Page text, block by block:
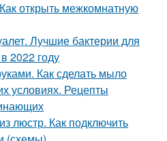
открыть межкомнатную
Лучшие бактерии для
2022 году
Как сделать мыло
условиях. Рецепты
люстр. Как подключить